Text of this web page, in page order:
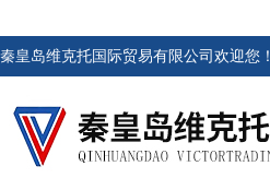
秦皇岛维克托国际贸易有限公司欢迎您！